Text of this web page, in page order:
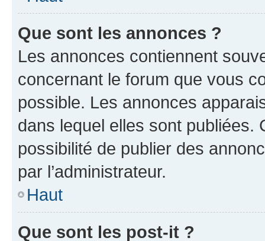
Que sont les annonces ?
Les annonces contiennent
concernant le forum que vous
possible. Les annonces
dans lequel elles sont publiées.
possibilité de publier des
par l’administrateur.
Haut
Que sont les post-it ?